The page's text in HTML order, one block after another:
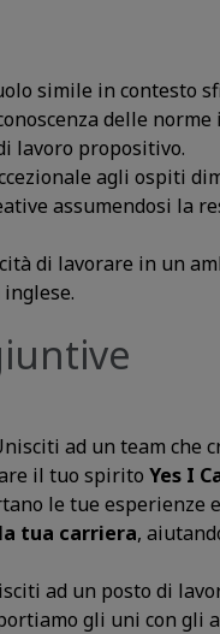
simile in contesto
delle
lavoro propositivo.
agli ospiti
assumendosi la
di lavorare in un
ad un team che
il tuo spirito Yes I
le tue esperienze
tua carriera,
ad un posto di
gli uni con gli